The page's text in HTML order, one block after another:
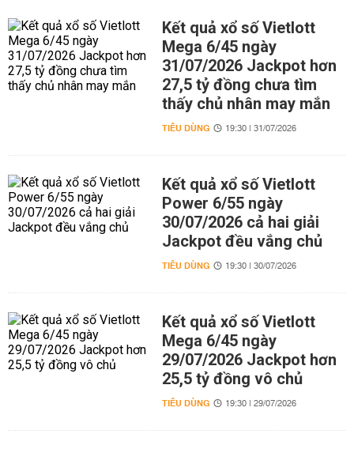
Kết quả xổ số Vietlott
Mega 6/45 ngày
31/07/2026 Jackpot hơn
27,5 tỷ đồng chưa tìm
thấy chủ nhân may mắn
TIÊU DÙNG 19:30 | 31/07/2026
Kết quả xổ số Vietlott
Power 6/55 ngày
30/07/2026 cả hai giải
Jackpot đều vắng chủ
TIÊU DÙNG 19:30 | 30/07/2026
Kết quả xổ số Vietlott
Mega 6/45 ngày
29/07/2026 Jackpot hơn
25,5 tỷ đồng vô chủ
TIÊU DÙNG 19:30 | 29/07/2026